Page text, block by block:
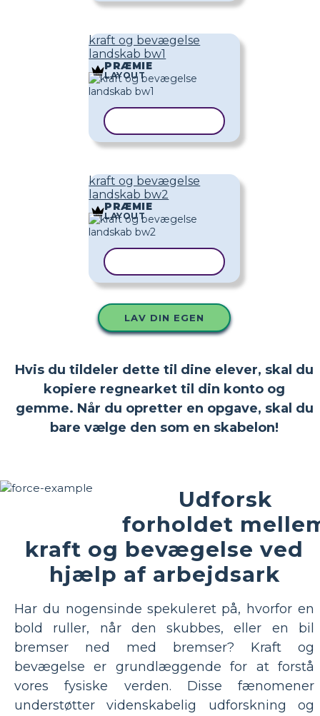
kraft og bevægelse
landskab bw1
PRÆMIE
LAYOUT
kraft og bevægelse
landskab bw2
PRÆMIE
LAYOUT
LAV DIN EGEN
Hvis du tildeler dette til dine elever, skal du
kopiere regnearket til din konto og
gemme. Når du opretter en opgave, skal du
bare vælge den som en skabelon!
Udforsk
forholdet
kraft og bevægelse ved
hjælp af arbejdsark
Har du nogensinde spekuleret på, hvorfor en
bold ruller, når den skubbes, eller en bil
bremser ned med bremser? Kraft og
bevægelse er grundlæggende for at forstå
vores fysiske verden. Disse fænomener
understøtter videnskabelig udforskning og